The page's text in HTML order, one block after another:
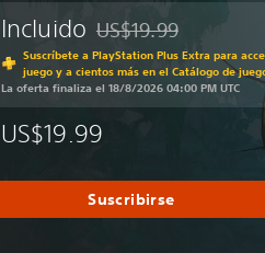
Incluido Rebajado del precio
US$19.99
Suscríbete a PlayStation Plus Extra para
juego y a cientos más en el Catálogo de
La oferta finaliza el 18/8/2026 04:00 PM UTC
US$19.99
Suscribirse